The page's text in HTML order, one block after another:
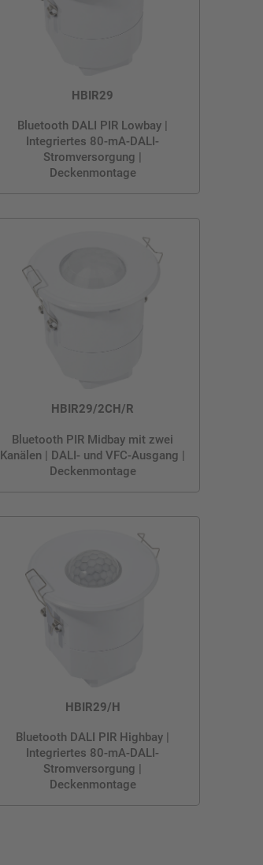
HBIR29
Bluetooth DALI PIR Lowbay |
Integriertes 80-mA-DALI-
Stromversorgung |
Deckenmontage
HBIR29/2CH/R
Bluetooth PIR Midbay mit zwei
Kanälen | DALI- und VFC-Ausgang |
Deckenmontage
HBIR29/H
Bluetooth DALI PIR Highbay |
Integriertes 80-mA-DALI-
Stromversorgung |
Deckenmontage